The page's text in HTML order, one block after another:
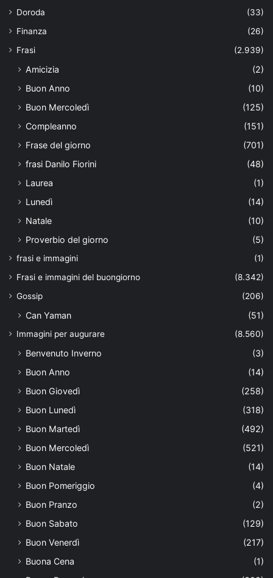
Doroda
(33)
Finanza
(26)
Frasi
(2.939)
Amicizia
(2)
Buon Anno
(10)
Buon Mercoledì
(125)
Compleanno
(151)
Frase del giorno
(701)
frasi Danilo Fiorini
(48)
Laurea
(1)
Lunedì
(14)
Natale
(10)
Proverbio del giorno
(5)
frasi e immagini
(1)
Frasi e immagini del buongiorno
(8.342)
Gossip
(206)
Can Yaman (51)
Immagini per augurare (8.560)
Benvenuto Inverno
(3)
Buon Anno
(14)
Buon Giovedì
(258)
Buon Lunedì
(318)
Buon Martedì
(492)
Buon Mercoledì
(521)
Buon Natale
(14)
Buon Pomeriggio
(4)
Buon Pranzo
(2)
Buon Sabato
(129)
Buon Venerdì
(217)
Buona Cena
(1)